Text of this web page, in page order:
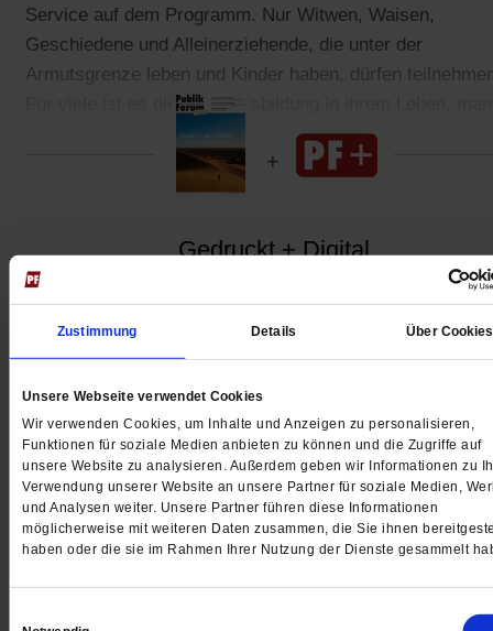
Zustimmung Details Über Cookies
Unsere Webseite verwendet Cookies
Wir verwenden Cookies, um Inhalte und Anzeigen zu personalisieren,
Funktionen für soziale Medien anbieten zu können und die Zugriffe auf
unsere Website zu analysieren. Außerdem geben wir Informationen zu
Verwendung unserer Website an unsere Partner für soziale Medien,
und Analysen weiter. Unsere Partner führen diese Informationen
möglicherweise mit weiteren Daten zusammen, die Sie ihnen
haben oder die sie im Rahmen Ihrer Nutzung der Dienste gesammelt
Service auf dem Programm. Nur Witwen, Waisen,
Geschiedene und Alleinerziehende, die unter der
Armutsgrenze leben und Kinder haben, dürfen
Für viele ist es die erste Ausbildung in ihrem Leben,
können nicht einmal lesen und schreiben.
Gedruckt + Digital
Jetzt für 5 € testen
Digital